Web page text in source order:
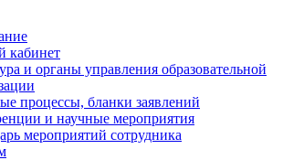
кабинет
и органы управления образовательной
процессы, бланки заявлений
и научные мероприятия
мероприятий сотрудника